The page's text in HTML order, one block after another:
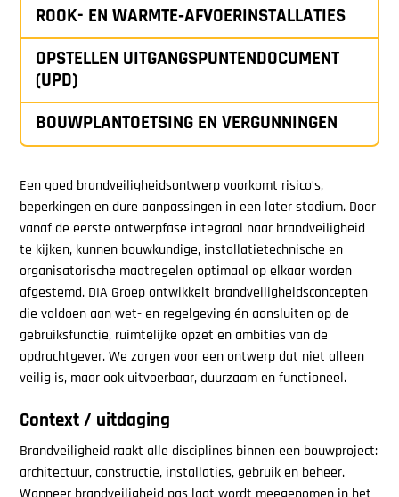
ROOK- EN WARMTE‑AFVOERINSTALLATIES
OPSTELLEN UITGANGSPUNTENDOCUMENT
(UPD)
BOUWPLANTOETSING EN VERGUNNINGEN
Een goed brandveiligheidsontwerp voorkomt risico’s,
beperkingen en dure aanpassingen in een later stadium. Door
vanaf de eerste ontwerpfase integraal naar brandveiligheid
te kijken, kunnen bouwkundige, installatietechnische en
organisatorische maatregelen optimaal op elkaar worden
afgestemd. DIA Groep ontwikkelt brandveiligheidsconcepten
die voldoen aan wet- en regelgeving én aansluiten op de
gebruiksfunctie, ruimtelijke opzet en ambities van de
opdrachtgever. We zorgen voor een ontwerp dat niet alleen
veilig is, maar ook uitvoerbaar, duurzaam en functioneel.
Context / uitdaging
Brandveiligheid raakt alle disciplines binnen een bouwproject:
architectuur, constructie, installaties, gebruik en beheer.